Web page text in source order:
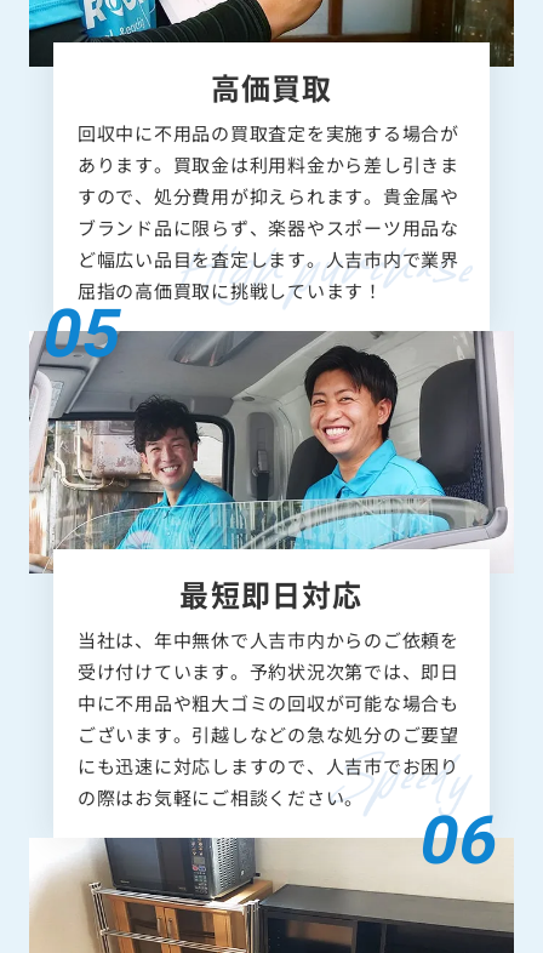
高価買取
回収中に不用品の買取査定を実施する場合が
あります。買取金は利用料金から差し引きま
すので、処分費用が抑えられます。貴金属や
ブランド品に限らず、楽器やスポーツ用品な
ど幅広い品目を査定します。人吉市内で業界
屈指の高価買取に挑戦しています！
最短即日対応
当社は、年中無休で人吉市内からのご依頼を
受け付けています。予約状況次第では、即日
中に不用品や粗大ゴミの回収が可能な場合も
ございます。引越しなどの急な処分のご要望
にも迅速に対応しますので、人吉市でお困り
の際はお気軽にご相談ください。